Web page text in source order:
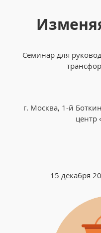
Семинар для
г. Москва, 1-й
центр
15 декабря